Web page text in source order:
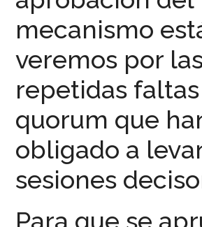
mecanismo
veremos por
repetidas
quorum que
obligado a
sesiones
Para que se